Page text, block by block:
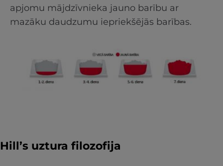
apjomu mājdzīvnieka jauno barību ar
mazāku daudzumu iepriekšējās barības.
Hill’s uztura filozofija